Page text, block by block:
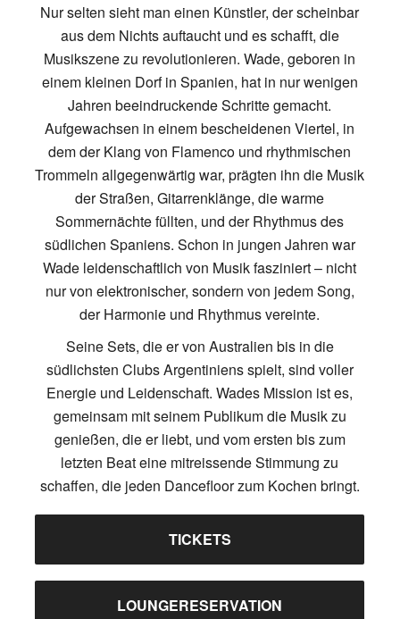
Nur selten sieht man einen Künstler, der scheinbar
aus dem Nichts auftaucht und es schafft, die
Musikszene zu revolutionieren. Wade, geboren in
einem kleinen Dorf in Spanien, hat in nur wenigen
Jahren beeindruckende Schritte gemacht.
Aufgewachsen in einem bescheidenen Viertel, in
dem der Klang von Flamenco und rhythmischen
Trommeln allgegenwärtig war, prägten ihn die Musik
der Straßen, Gitarrenklänge, die warme
Sommernächte füllten, und der Rhythmus des
südlichen Spaniens. Schon in jungen Jahren war
Wade leidenschaftlich von Musik fasziniert – nicht
nur von elektronischer, sondern von jedem Song,
der Harmonie und Rhythmus vereinte.
Seine Sets, die er von Australien bis in die
südlichsten Clubs Argentiniens spielt, sind voller
Energie und Leidenschaft. Wades Mission ist es,
gemeinsam mit seinem Publikum die Musik zu
genießen, die er liebt, und vom ersten bis zum
letzten Beat eine mitreissende Stimmung zu
schaffen, die jeden Dancefloor zum Kochen bringt.
TICKETS
LOUNGERESERVATION